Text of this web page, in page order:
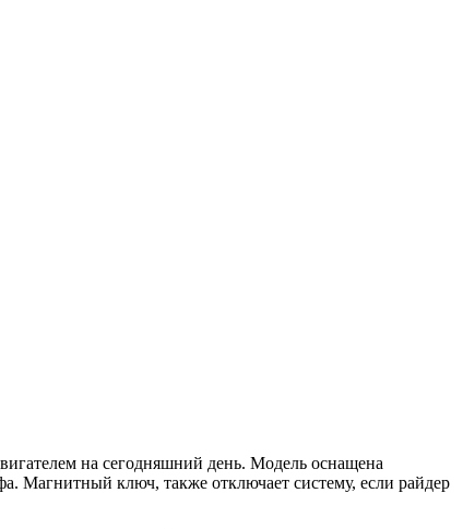
на сегодняшний день. Модель оснащена
Магнитный ключ, также отключает систему, если райдер